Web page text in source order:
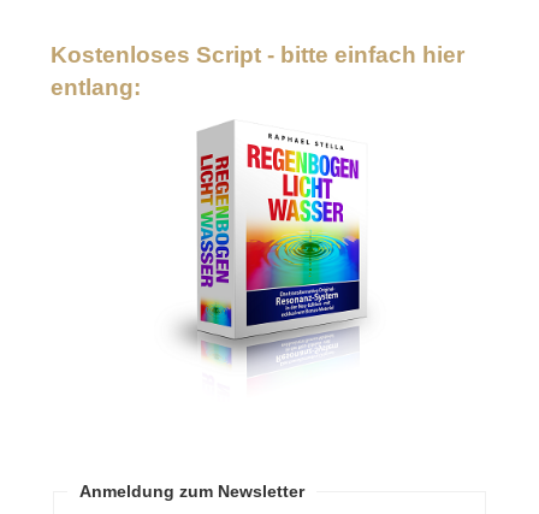
Kostenloses Script - bitte einfach hier
entlang:
Anmeldung zum Newsletter